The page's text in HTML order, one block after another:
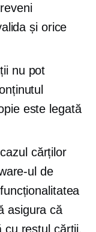
și orice
nu pot
este legată
cărților
ul de
asigura că
cu restul cărții.